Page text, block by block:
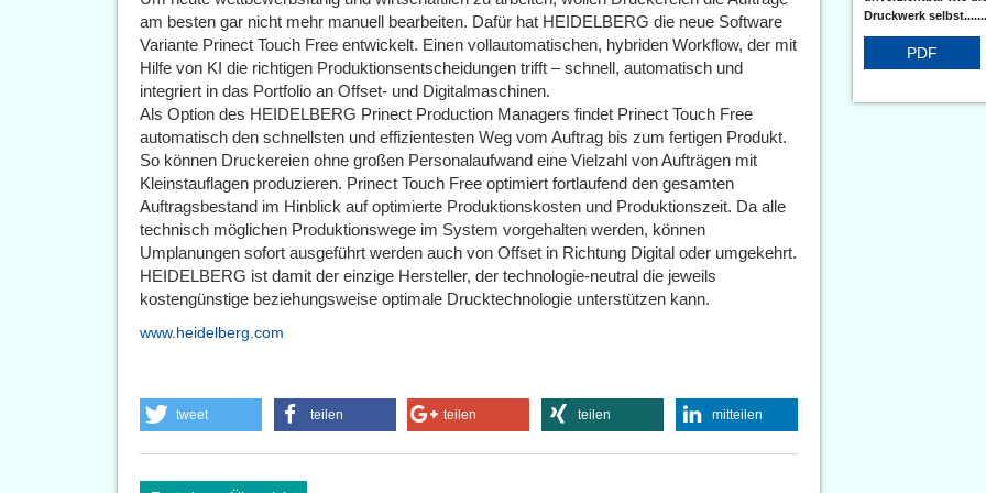
am besten gar nicht mehr manuell bearbeiten. Dafür hat HEIDELBERG die neue Software
Variante Prinect Touch Free entwickelt. Einen vollautomatischen, hybriden Workflow, der mit
Hilfe von KI die richtigen Produktionsentscheidungen trifft – schnell, automatisch und
integriert in das Portfolio an Offset- und Digitalmaschinen.
Als Option des HEIDELBERG Prinect Production Managers findet Prinect Touch Free
automatisch den schnellsten und effizientesten Weg vom Auftrag bis zum fertigen Produkt.
So können Druckereien ohne großen Personalaufwand eine Vielzahl von Aufträgen mit
Kleinstauflagen produzieren. Prinect Touch Free optimiert fortlaufend den gesamten
Auftragsbestand im Hinblick auf optimierte Produktionskosten und Produktionszeit. Da alle
technisch möglichen Produktionswege im System vorgehalten werden, können
Umplanungen sofort ausgeführt werden auch von Offset in Richtung Digital oder umgekehrt.
HEIDELBERG ist damit der einzige Hersteller, der technologie-neutral die jeweils
kostengünstige beziehungsweise optimale Drucktechnologie unterstützen kann.
www.heidelberg.com
tweet teilen teilen teilen mitteilen
Druckwerk selbst.......
PDF